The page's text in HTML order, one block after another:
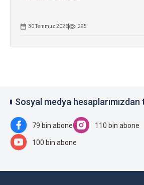
30 Temmuz 2026 295
Sosyal medya hesaplarımızdan
79 bin abone 110 bin abone
100 bin abone